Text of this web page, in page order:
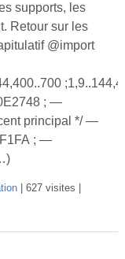
supports, les
Retour sur les
@import
; —
principal */ —
; —
627 visites